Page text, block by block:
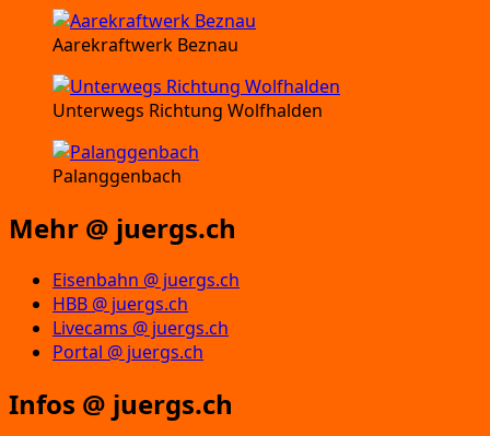
Aarekraftwerk Beznau
Unterwegs Richtung Wolfhalden
Palanggenbach
Mehr @ juergs.ch
Eisenbahn @ juergs.ch
HBB @ juergs.ch
Livecams @ juergs.ch
Portal @ juergs.ch
Infos @ juergs.ch